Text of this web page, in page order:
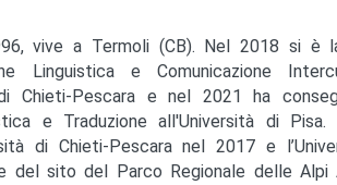
vive a Termoli (CB). Nel 2018 si è
Linguistica e Comunicazione
di Chieti-Pescara e nel 2021 ha
e Traduzione all'Università di
di Chieti-Pescara nel 2017 e
del sito del Parco Regionale delle Alpi